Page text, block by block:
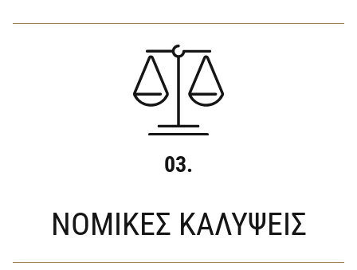
03.
ΝΟΜΙΚΕΣ ΚΑΛΥΨΕΙΣ